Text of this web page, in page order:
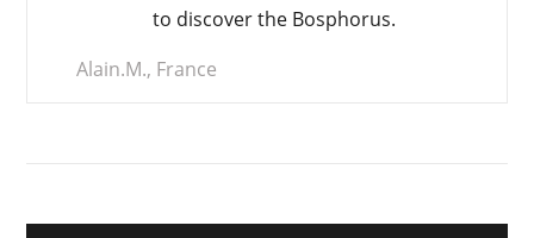
to discover the Bosphorus.
Alain.M., France